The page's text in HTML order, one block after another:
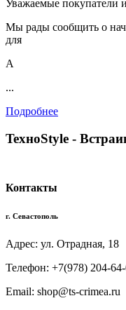
Уважаемые покупатели
Мы рады сообщить о
для
А
...
Подробнее
TexноStyle -
Контакты
г. Севастополь
Адрес: ул. Отрадная, 18
Телефон: +7(978) 204-
Email: shop@ts-crimea.ru